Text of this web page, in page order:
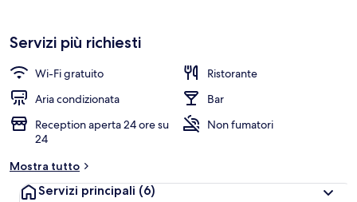
Servizi più richiesti
Wi-Fi gratuito
Ristorante
Aria condizionata
Bar
Reception aperta 24 ore su
24
Non fumatori
Mostra tutto
Servizi principali (6)